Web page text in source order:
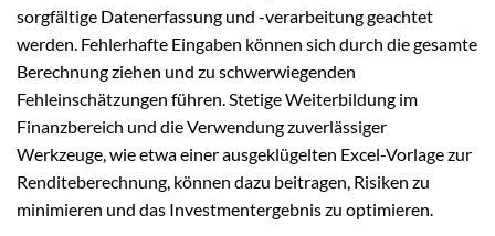
sorgfältige Datenerfassung und -verarbeitung geachtet
werden. Fehlerhafte Eingaben können sich durch die gesamte
Berechnung ziehen und zu schwerwiegenden
Fehleinschätzungen führen. Stetige Weiterbildung im
Finanzbereich und die Verwendung zuverlässiger
Werkzeuge, wie etwa einer ausgeklügelten Excel-Vorlage zur
Renditeberechnung, können dazu beitragen, Risiken zu
minimieren und das Investmentergebnis zu optimieren.